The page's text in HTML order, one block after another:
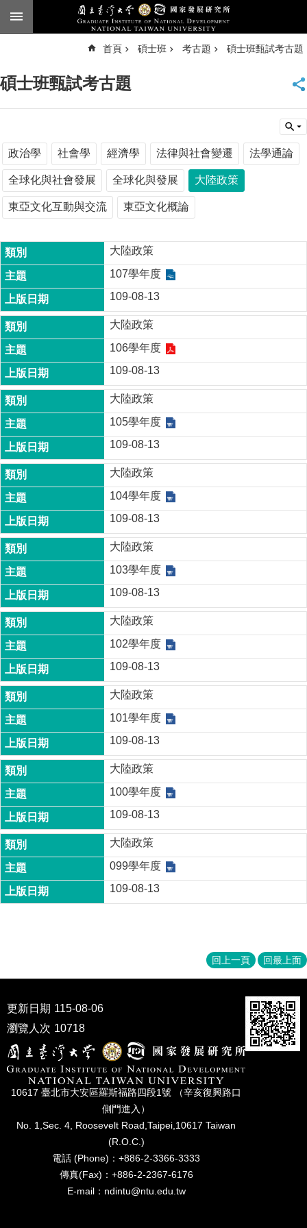
跳到主要內容區塊
臺
English
公
告
本
簡
介
本
所
成
員
博
士
班
碩
士
班
在
職
專
班
學
術
研
究
國
家
發
展
研
究
期
刊
口
試
專
區
所
學
會
首頁 碩士班 考古題 碩士班甄試考古題
碩士班甄試考古題
政治學 社會學 經濟學 法律與社會變遷 法學通論
全球化與社會發展 全球化與發展 大陸政策
東亞文化互動與交流 東亞文化概論
大陸政策
107學年度
109-08-13
大陸政策
106學年度
109-08-13
大陸政策
105學年度
109-08-13
大陸政策
104學年度
109-08-13
大陸政策
103學年度
109-08-13
大陸政策
102學年度
109-08-13
大陸政策
101學年度
109-08-13
大陸政策
100學年度
109-08-13
大陸政策
099學年度
109-08-13
回上一頁 回最上面
更新日期 115-08-06
瀏覽人次 10718
10617 臺北市⼤安區羅斯福路四段1號 （辛亥復興路⼝
側⾨進入）
No. 1,Sec. 4, Roosevelt Road,Taipei,10617 Taiwan
(R.O.C.)
電話 (Phone)：+886-2-3366-3333
傳真(Fax)：+886-2-2367-6176
E-mail：ndintu@ntu.edu.tw